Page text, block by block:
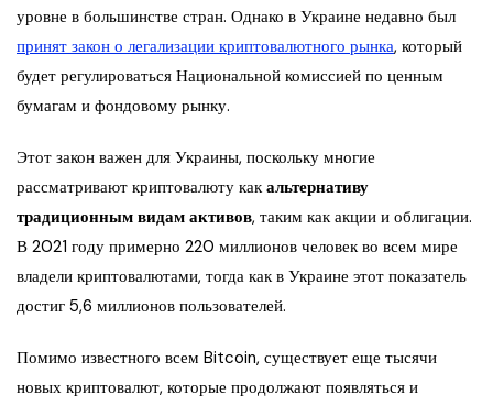
уровне в большинстве стран. Однако в Украине недавно был
принят закон о легализации криптовалютного рынка, который
будет регулироваться Национальной комиссией по ценным
бумагам и фондовому рынку.
Этот закон важен для Украины, поскольку многие
рассматривают криптовалюту какальтернативу
традиционным видам активов, таким как акции и облигации.
В 2021 году примерно 220 миллионов человек во всем мире
владели криптовалютами, тогда как в Украине этот показатель
достиг 5,6 миллионов пользователей.
Помимо известного всем Bitcoin, существует еще тысячи
новых криптовалют, которые продолжают появляться и